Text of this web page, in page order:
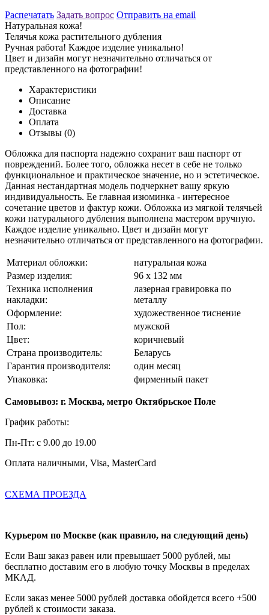
Распечатать Задать вопрос Отправить на email
Натуральная кожа!
Телячья кожа растительного дубления
Ручная работа! Каждое изделие уникально!
Цвет и дизайн могут незначительно отличаться от
представленного на фотографии!
Характеристики
Описание
Доставка
Оплата
Отзывы (0)
Обложка для паспорта надежно сохранит ваш паспорт от
повреждений. Более того, обложка несет в себе не только
функциональное и практическое значение, но и эстетическое.
Данная нестандартная модель подчеркнет вашу яркую
индивидуальность. Ее главная изюминка - интересное
сочетание цветов и фактур кожи. Обложка из мягкой телячьей
кожи натурального дубления выполнена мастером вручную.
Каждое изделие уникально. Цвет и дизайн могут
незначительно отличаться от представленного на фотографии.
Материал обложки:
натуральная кожа
Размер изделия:
96 х 132 мм
Техника исполнения
накладки:
лазерная гравировка по
металлу
Оформление:
художественное тиснение
Пол:
мужской
Цвет:
коричневый
Страна производитель:
Беларусь
Гарантия производителя:
один месяц
Упаковка:
фирменный пакет
Самовывоз: г. Москва, метро Октябрьское Поле
График работы:
Пн-Пт: с 9.00 до 19.00
Оплата наличными, Visa, MasterCard
СХЕМА ПРОЕЗДА
Курьером по Москве (как правило, на следующий день)
Если Ваш заказ равен или превышает 5000 рублей, мы
бесплатно доставим его в любую точку Москвы в пределах
МКАД.
Если заказ менее 5000 рублей доставка обойдется всего +500
рублей к стоимости заказа.